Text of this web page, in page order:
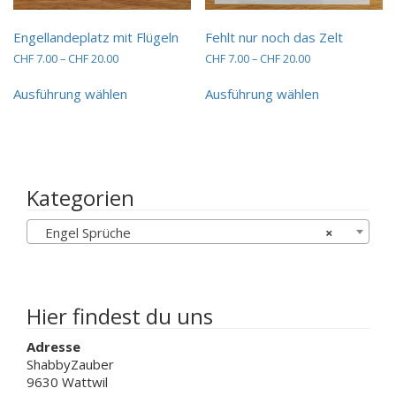
Engellandeplatz mit Flügeln
CHF 7.00– CHF20.00Preisspanne:
bis
Ausführung wählen
Optionen
können
auf
werden
Fehlt nur noch das Zelt
CHF 7.00– CHF20.00Preisspanne:
bis
Ausführung wählen
können
auf
Kategorien
×
Engel Sprüche
Hier findest du uns
Adresse
ShabbyZauber
9630 Wattwil